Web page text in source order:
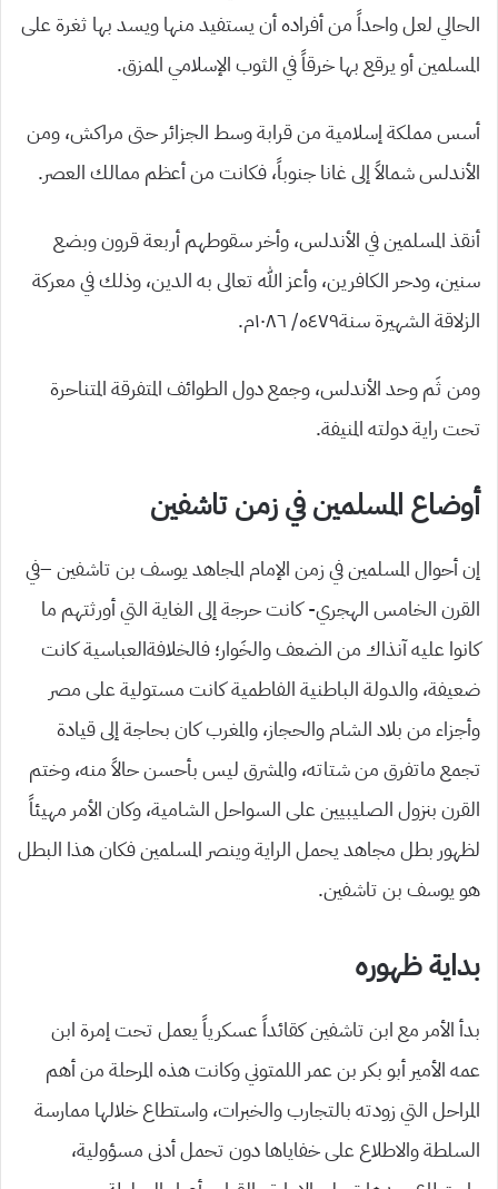
الحالي لعل واحداً من أفراده أن يستفيد منها ويسد بها ثغرة على
المسلمين أو يرقع بها خرقاً في الثوب الإسلامي الممزق.
أسس مملكة إسلامية من قرابة وسط الجزائر حتى مراكش، ومن
الأندلس شمالاً إلى غانا جنوباً، فكانت من أعظم ممالك العصر.
أنقذ المسلمين في الأندلس، وأخر سقوطهم أربعة قرون وبضع
سنين، ودحر الكافرين، وأعز الله تعالى به الدين، وذلك في معركة
الزلاقة الشهيرة سنة٤٧٩ه/ ١٠٨٦م.
ومن ثَم وحد الأندلس، وجمع دول الطوائف المتفرقة المتناحرة
تحت راية دولته المنيفة.
أوضاع المسلمين في زمن تاشفين
إن أحوال المسلمين في زمن الإمام المجاهد يوسف بن تاشفين –في
القرن الخامس الهجري- كانت حرجة إلى الغاية التي أورثتهم ما
كانوا عليه آنذاك من الضعف والخَوار؛ فالخلافةالعباسية كانت
ضعيفة، والدولة الباطنية الفاطمية كانت مستولية على مصر
وأجزاء من بلاد الشام والحجاز، والمغرب كان بحاجة إلى قيادة
تجمع ماتفرق من شتاته، والمشرق ليس بأحسن حالاً منه، وختم
القرن بنزول الصليبيين على السواحل الشامية، وكان الأمر مهيئاً
لظهور بطل مجاهد يحمل الراية وينصر المسلمين فكان هذا البطل
هو يوسف بن تاشفين.
بداية ظهوره
بدأ الأمر مع ابن تاشفين كقائداً عسكرياً يعمل تحت إمرة ابن
عمه الأمير أبو بكر بن عمر اللمتوني وكانت هذه المرحلة من أهم
المراحل التي زودته بالتجارب والخبرات، واستطاع خلالها ممارسة
السلطة والاطلاع على خفاياها دون تحمل أدنى مسؤولية،